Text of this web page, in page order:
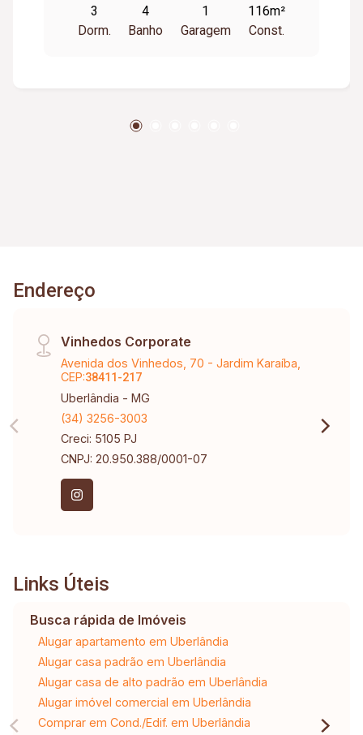
elevador, salão de festas .
3
Dorm.
4
Banho
1
Garagem
116m²
Const.
Endereço
Vinhedos Corporate
Avenida dos Vinhedos, 70 - Jardim Karaíba,
CEP:38411-217
Uberlândia - MG
(34) 3256-3003
Creci: 5105 PJ
CNPJ: 20.950.388/0001-07
Links Úteis
Busca rápida de Imóveis
Alugar apartamento em Uberlândia
Alugar casa padrão em Uberlândia
Alugar casa de alto padrão em Uberlândia
Alugar imóvel comercial em Uberlândia
Comprar em Cond./Edif. em Uberlândia